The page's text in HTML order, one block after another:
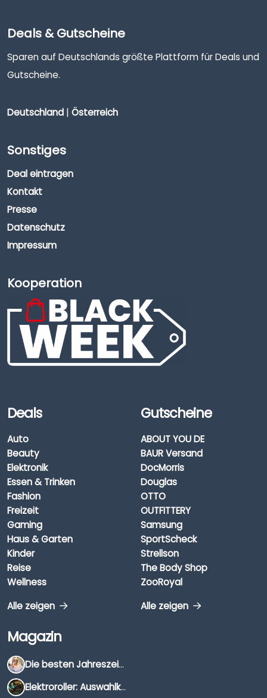
Deals & Gutscheine
Sparen auf Deutschlands größte Plattform für Deals und
Gutscheine.
Deutschland | Österreich
Sonstiges
Deal eintragen
Kontakt
Presse
Datenschutz
Impressum
Kooperation
Deals
Auto
Beauty
Elektronik
Essen & Trinken
Fashion
Freizeit
Gaming
Haus & Garten
Kinder
Reise
Wellness
Alle zeigen
Gutscheine
ABOUT YOU DE
BAUR Versand
DocMorris
Douglas
OTTO
OUTFITTERY
Samsung
SportScheck
Strellson
The Body Shop
ZooRoyal
Alle zeigen
Magazin
Die besten Jahreszeiten für Schnäppchenjäger
Elektroroller: Auswahlkriterien, Unterschiede & Tipps